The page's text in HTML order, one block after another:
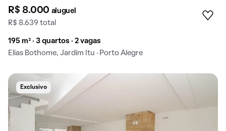
R$ 8.000 aluguel
R$ 8.639 total
195 m² · 3 quartos · 2 vagas
Elias Bothome, Jardim Itu · Porto Alegre
Exclusivo